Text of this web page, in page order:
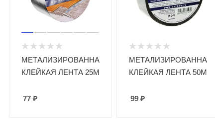
МЕТАЛИЗИРОВАННАЯ
КЛЕЙКАЯ ЛЕНТА 25М
77 ₽
МЕТАЛИЗИРОВАННАЯ
КЛЕЙКАЯ ЛЕНТА 50М
99 ₽